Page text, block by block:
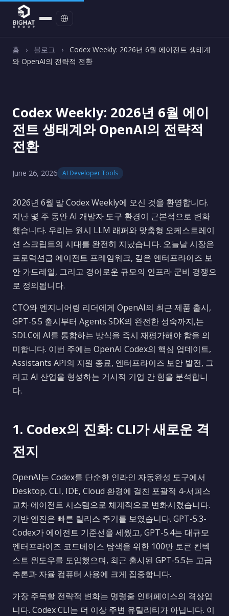
홈 › 블로그 ›
Codex Weekly: 2026년 6월 에이전트 생태계
와 OpenAI의 전략적 전환
Codex Weekly: 2026년 6월 에이
전트 생태계와 OpenAI의 전략적
전환
June 26, 2026 AI Developer Tools
2026년 6월 말 Codex Weekly에 오신 것을 환영합니다.
지난 몇 주 동안 AI 개발자 도구 환경이 근본적으로 변화
했습니다. 우리는 원시 LLM 래퍼와 맞춤형 오케스트레이
션 스크립트의 시대를 완전히 지났습니다. 오늘날 시장은
프로덕션급 에이전트 프레임워크, 깊은 엔터프라이즈 보
안 가드레일, 그리고 경이로운 규모의 인프라 군비 경쟁으
로 정의됩니다.
CTO와 엔지니어링 리더에게 OpenAI의 최근 제품 출시,
GPT-5.5 출시부터 Agents SDK의 완전한 성숙까지,는
SDLC에 AI를 통합하는 방식을 즉시 재평가해야 함을 의
미합니다. 이번 주에는 OpenAI Codex의 핵심 업데이트,
Assistants API의 지원 종료, 엔터프라이즈 보안 발전, 그
리고 AI 산업을 형성하는 거시적 기업 간 힘을 분석합니
다.
1. Codex의 진화: CLI가 새로운 격
전지
OpenAI는 Codex를 단순한 인라인 자동완성 도구에서
Desktop, CLI, IDE, Cloud 환경에 걸친 포괄적 4-서피스
교차 에이전트 시스템으로 체계적으로 변화시켰습니다.
기반 엔진은 빠른 릴리스 주기를 보였습니다. GPT-5.3-
Codex가 에이전트 기준선을 세웠고, GPT-5.4는 대규모
엔터프라이즈 코드베이스 탐색을 위한 100만 토큰 컨텍
스트 윈도우를 도입했으며, 최근 출시된 GPT-5.5는 고급
추론과 자율 컴퓨터 사용에 크게 집중합니다.
가장 주목할 전략적 변화는 명령줄 인터페이스의 격상입
니다. Codex CLI는 더 이상 주변 유틸리티가 아닙니다. 이